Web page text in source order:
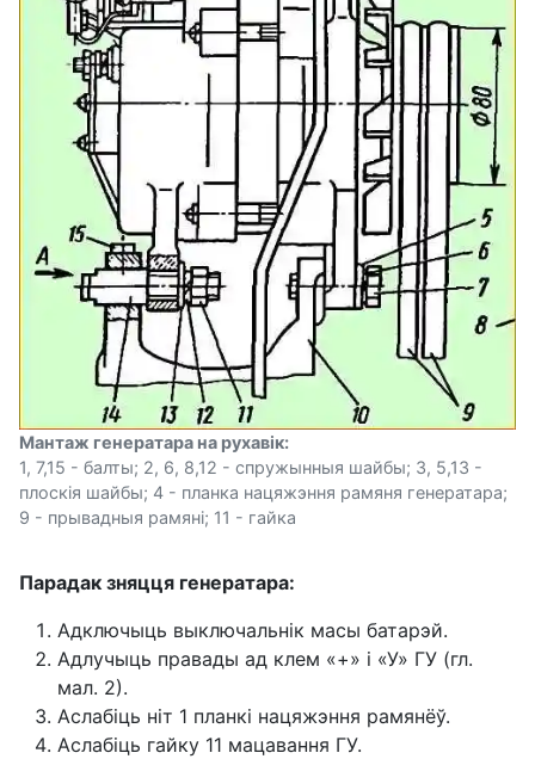
Мантаж генератара на рухавік:
1, 7,15 - балты; 2, 6, 8,12 - спружынныя шайбы; 3, 5,13 -
плоскія шайбы; 4 - планка нацяжэння рамяня генератара;
9 - прывадныя рамяні; 11 - гайка
Парадак зняцця генератара:
Адключыць выключальнік масы батарэй.
Адлучыць правады ад клем «+» і «У» ГУ (гл.
мал. 2).
Аслабіць ніт 1 планкі нацяжэння рамянёў.
Аслабіць гайку 11 мацавання ГУ.